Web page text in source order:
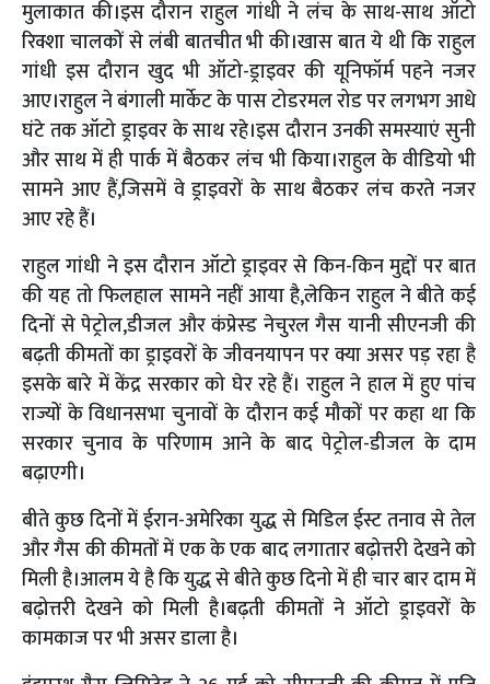
मुलाकात की।इस दौरान राहुल गांधी ने लंच के साथ-साथ ऑटो
रिक्शा चालकों से लंबी बातचीत भी की।खास बात ये थी कि राहुल
गांधी इस दौरान खुद भी ऑटो-ड्राइवर की यूनिफॉर्म पहने नजर
आए।राहुल ने बंगाली मार्केट के पास टोडरमल रोड पर लगभग आधे
घंटे तक ऑटो ड्राइवर के साथ रहे।इस दौरान उनकी समस्याएं सुनी
और साथ में ही पार्क में बैठकर लंच भी किया।राहुल के वीडियो भी
सामने आए हैं,जिसमें वे ड्राइवरों के साथ बैठकर लंच करते नजर
आए रहे हैं।
राहुल गांधी ने इस दौरान ऑटो ड्राइवर से किन-किन मुद्दों पर बात
की यह तो फिलहाल सामने नहीं आया है,लेकिन राहुल ने बीते कई
दिनों से पेट्रोल,डीजल और कंप्रेस्ड नेचुरल गैस यानी सीएनजी की
बढ़ती कीमतों का ड्राइवरों के जीवनयापन पर क्या असर पड़ रहा है
इसके बारे में केंद्र सरकार को घेर रहे हैं। राहुल ने हाल में हुए पांच
राज्यों के विधानसभा चुनावों के दौरान कई मौकों पर कहा था कि
सरकार चुनाव के परिणाम आने के बाद पेट्रोल-डीजल के दाम
बढ़ाएगी।
बीते कुछ दिनों में ईरान-अमेरिका युद्ध से मिडिल ईस्ट तनाव से तेल
और गैस की कीमतों में एक के एक बाद लगातार बढ़ोत्तरी देखने को
मिली है।आलम ये है कि युद्ध से बीते कुछ दिनो में ही चार बार दाम में
बढ़ोत्तरी देखने को मिली है।बढ़ती कीमतों ने ऑटो ड्राइवरों के
कामकाज पर भी असर डाला है।